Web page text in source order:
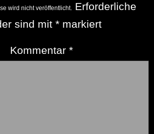
wird nicht veröffentlicht. Erforderliche
sind mit * markiert
Kommentar *